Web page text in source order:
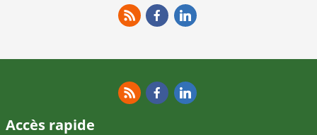
Accès rapide